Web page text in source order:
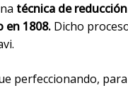
técnica de
en 1808. Dicho
perfeccionando,